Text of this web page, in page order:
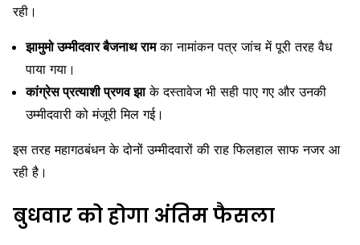
रही।
झामुमो उम्मीदवार बैजनाथ रामका नामांकन पत्र जांच में पूरी तरह वैध
पाया गया।
कांग्रेस प्रत्याशी प्रणव झाके दस्तावेज भी सही पाए गए और उनकी
उम्मीदवारी को मंजूरी मिल गई।
इस तरह महागठबंधन के दोनों उम्मीदवारों की राह फिलहाल साफ नजर आ
रही है।
बुधवार को होगा अंतिम फैसला